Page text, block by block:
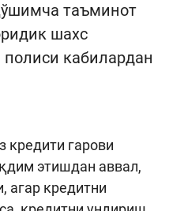
таъминот
шахс
полиси кабилардан
кредити гарови
этишдан аввал,
агар кредитни